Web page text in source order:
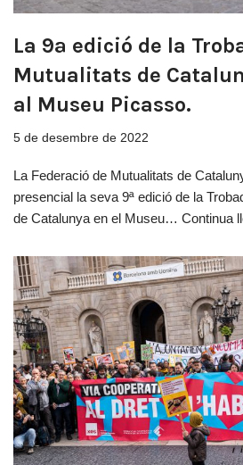
La 9ª edició de la
Mutualitats de
al Museu Picasso.
5 de desembre de 2022
La Federació de Mutualitats de
presencial la seva 9ª edició de la
de Catalunya en el Museu… Continua